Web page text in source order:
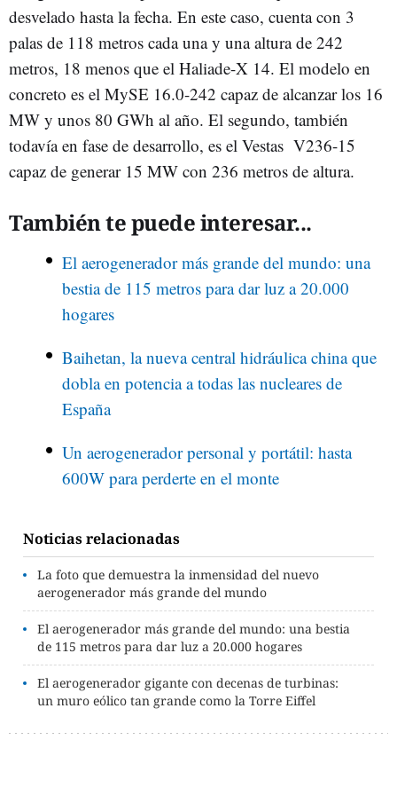
desvelado hasta la fecha. En este caso, cuenta con 3
palas de 118 metros cada una y una altura de 242
metros, 18 menos que el Haliade-X 14. El modelo en
concreto es el MySE 16.0-242 capaz de alcanzar los 16
MW y unos 80 GWh al año. El segundo, también
todavía en fase de desarrollo, es el Vestas V236-15
capaz de generar 15 MW con 236 metros de altura.
También te puede interesar...
El aerogenerador más grande del mundo: una
bestia de 115 metros para dar luz a 20.000
hogares
Baihetan, la nueva central hidráulica china que
dobla en potencia a todas las nucleares de
España
Un aerogenerador personal y portátil: hasta
600W para perderte en el monte
Noticias relacionadas
La foto que demuestra la inmensidad del nuevo
aerogenerador más grande del mundo
El aerogenerador más grande del mundo: una bestia
de 115 metros para dar luz a 20.000 hogares
El aerogenerador gigante con decenas de turbinas:
un muro eólico tan grande como la Torre Eiffel